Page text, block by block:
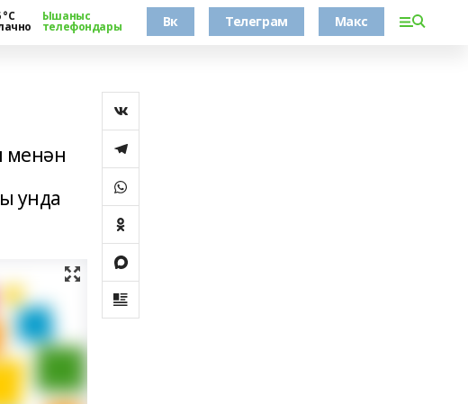
°С Ышаныс
телефондары Вк Телеграм Макс
менән
унда